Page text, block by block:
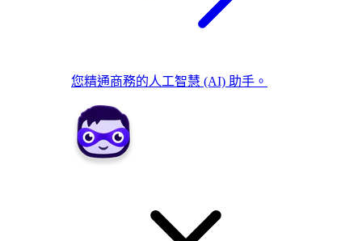
您精通商務的人工智慧 (AI) 助手。